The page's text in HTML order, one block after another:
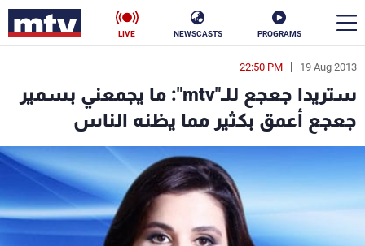
PROGRAMS
NEWSCASTS
LIVE
19 Aug 2013
22:50 PM
ستريدا جعجع للـ"mtv": ما يجمعني بسمير
جعجع أعمق بكثير مما يظنه الناس
en
الأخبار
سياسة ناس
إقتصاد فن
منوعات رياضة